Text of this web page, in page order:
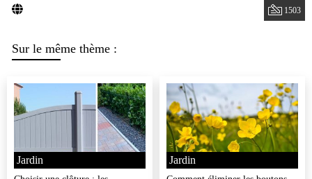
1503
Sur le même thème :
Jardin Jardin